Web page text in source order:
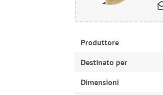
Produttore
Destinato per
Dimensioni